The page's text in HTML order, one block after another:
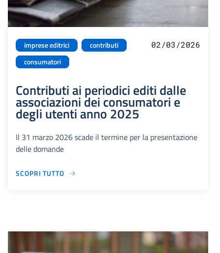
imprese editrici
contributi
consumatori
02/03/2026
Contributi ai periodici editi dalle
associazioni dei consumatori e
degli utenti anno 2025
Il 31 marzo 2026 scade il termine per la presentazione
delle domande
SCOPRI TUTTO